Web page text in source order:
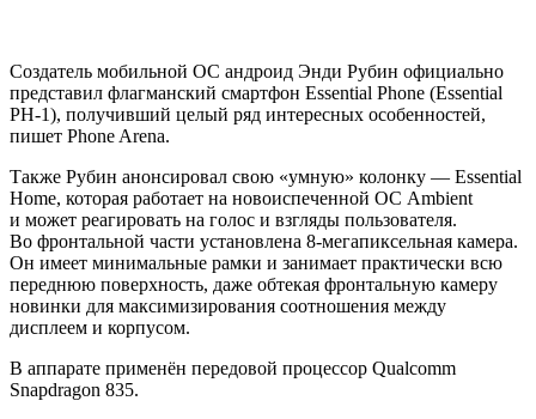
Создатель мобильной OC андроид Энди Рубин официально
представил флагманский смартфон Essential Phone (Essential
PH-1), получивший целый ряд интересных особенностей,
пишет Phone Arena.
Также Рубин анонсировал свою «умную» колонку — Essential
Home, которая работает на новоиспеченной ОС Ambient
и может реагировать на голос и взгляды пользователя.
Во фронтальной части установлена 8-мегапиксельная камера.
Он имеет минимальные рамки и занимает практически всю
переднюю поверхность, даже обтекая фронтальную камеру
новинки для максимизирования соотношения между
дисплеем и корпусом.
В аппарате применён передовой процессор Qualcomm
Snapdragon 835.